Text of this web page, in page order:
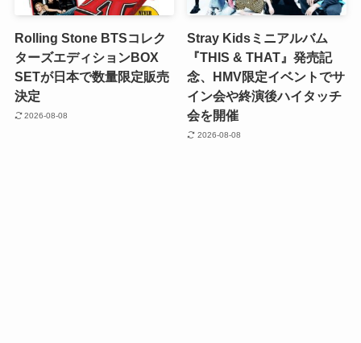
Rolling Stone BTSコレク
ターズエディションBOX
SETが日本で数量限定販売
決定
2026-08-08
Stray Kidsミニアルバム
『THIS & THAT』発売記
念、HMV限定イベントでサ
イン会や終演後ハイタッチ
会を開催
2026-08-08